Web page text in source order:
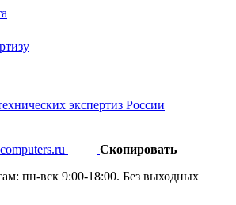
экспертиз России
Скопировать
пн-вск 9:00-18:00. Без выходных